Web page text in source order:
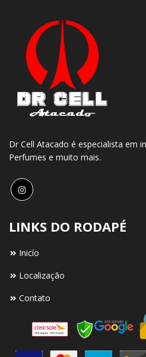
Dr Cell Atacado é especialista em
Perfumes e muito mais.
LINKS DO RODAPÉ
Inicío
Localização
Contato